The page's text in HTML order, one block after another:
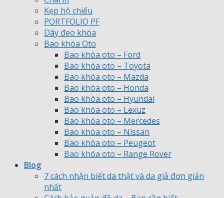
Kẹp hộ chiếu
PORTFOLIO PF
Dây đeo khóa
Bao khóa Oto
Bao khóa oto – Ford
Bao khóa oto – Toyota
Bao khóa oto – Mazda
Bao khóa oto – Honda
Bao khóa oto – Hyundai
Bao khóa oto – Lexuz
Bao khóa oto – Mercedes
Bao khóa oto – Nissan
Bao khóa oto – Peugeot
Bao khóa oto – Range Rover
Blog
7 cách nhận biết da thật và da giả đơn giản
nhất